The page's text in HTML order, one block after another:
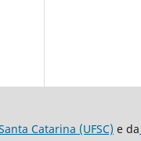
Catarina (UFSC) e da